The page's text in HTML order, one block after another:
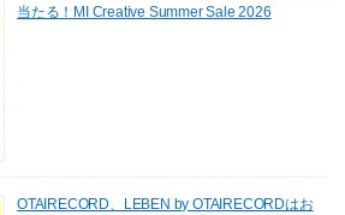
当たる！MI Creative Summer Sale 2026
OTAIRECORD、LEBEN by OTAIRECORDはお